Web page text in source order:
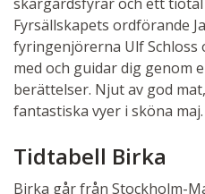
Fyrsällskapets ordförande
fyringenjörerna Ulf Schloss
med och guidar dig genom
berättelser. Njut av god
fantastiska vyer i sköna maj.
Tidtabell Birka
Birka går från Stockholm-